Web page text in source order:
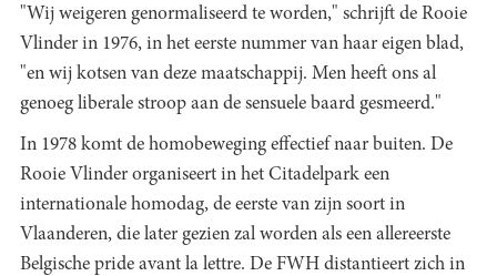
"Wij weigeren genormaliseerd te worden," schrijft de Rooie
Vlinder in 1976, in het eerste nummer van haar eigen blad,
"en wij kotsen van deze maatschappij. Men heeft ons al
genoeg liberale stroop aan de sensuele baard gesmeerd."
In 1978 komt de homobeweging effectief naar buiten. De
Rooie Vlinder organiseert in het Citadelpark een
internationale homodag, de eerste van zijn soort in
Vlaanderen, die later gezien zal worden als een allereerste
Belgische pride avant la lettre. De FWH distantieert zich in